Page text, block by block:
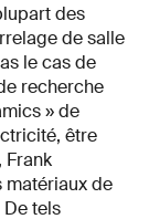
des
de salle
le cas de
recherche
» de
être
Frank
matériaux de
tels